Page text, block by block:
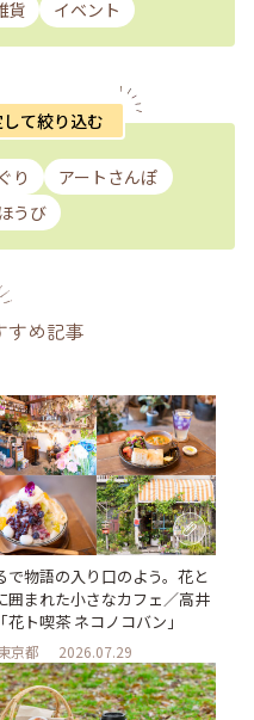
貨 イベント
て絞り込む
り
アートさんぽ
うび
すめ記事
で物語の入り口のよう。花と
囲まれた小さなカフェ／高井
花ト喫茶 ネコノコバン」
京都 2026.07.29